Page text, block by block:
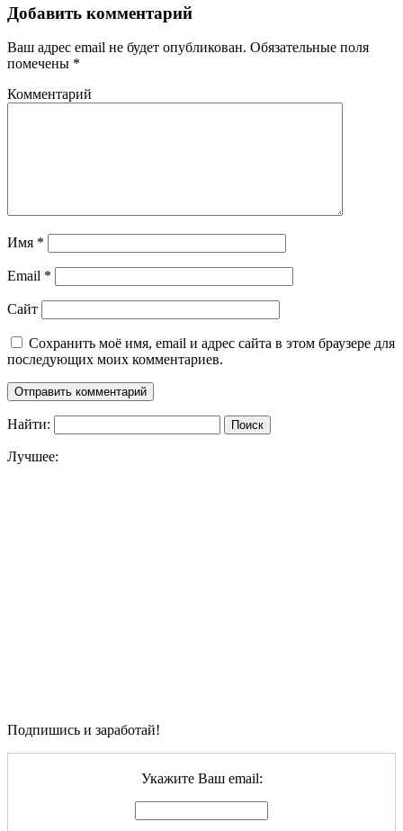
Добавить комментарий
Ваш адрес email не будет опубликован. Обязательные поля
помечены *
Комментарий
Имя *
Email *
Сайт
Сохранить моё имя, email и адрес сайта в этом браузере для
последующих моих комментариев.
Найти:
Лучшее:
Подпишись и заработай!
Укажите Ваш email: